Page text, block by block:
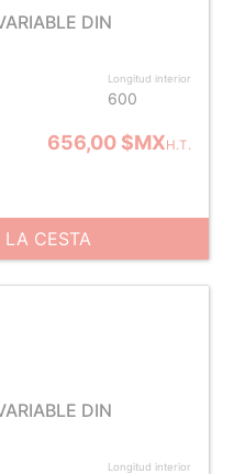
DIN
Longitud interior
600
656,00 $MXH.T.
CESTA
DIN
Longitud interior